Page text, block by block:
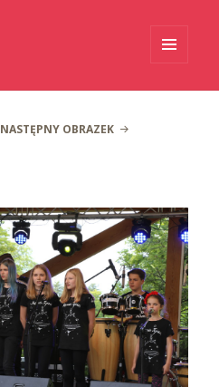
NASTĘPNY OBRAZEK